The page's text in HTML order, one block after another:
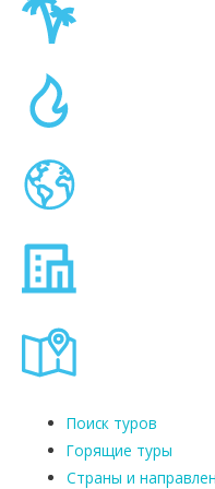
Поиск туров
Горящие туры
Страны и